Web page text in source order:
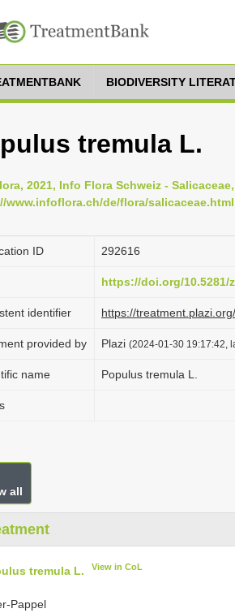
BIODIVERSITY
tremula L.
2021, Info Flora Schweiz - Salicaceae,
www.infoflora.ch/de/flora/salicaceae.html
ID 292616
https://doi.org/10.5281/
identifier https://
provided by Plazi (2024-01-30 19:17:42,
name Populus tremula L.
all
tremula L. View in CoL
Pappel